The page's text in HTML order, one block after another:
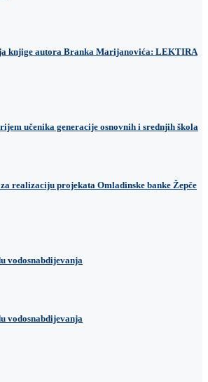
knjige autora Branka Marijanovića: LEKTIRA
učenika generacije osnovnih i srednjih škola
realizaciju projekata Omladinske banke Žepče
vodosnabdijevanja
vodosnabdijevanja